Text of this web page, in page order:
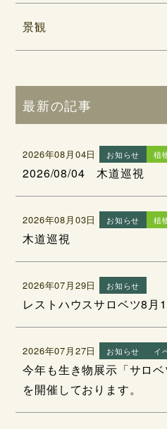
景観
最新の記事
2026年08月04日 お知らせ 植
2026/08/04 木道巡視
2026年08月03日 お知らせ 植
木道巡視
2026年07月29日 お知らせ
レストハウスサロベツ8月
2026年07月27日 お知らせ イ
今年も生き物展示「サロベ
を開催しております。